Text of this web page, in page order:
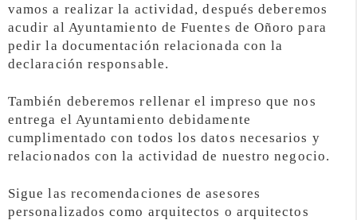
vamos a realizar la actividad, después deberemos
acudir al Ayuntamiento de Fuentes de Oñoro para
pedir la documentación relacionada con la
declaración responsable.
También deberemos rellenar el impreso que nos
entrega el Ayuntamiento debidamente
cumplimentado con todos los datos necesarios y
relacionados con la actividad de nuestro negocio.
Sigue las recomendaciones de asesores
personalizados como arquitectos o arquitectos